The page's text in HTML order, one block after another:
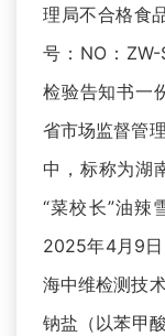
理局不合格食
号：NO：
检验告知书一
省市场监督管
中，标称为湖
“菜校长”油辣
2025年4月9日
海中维检测技
钠盐（以苯甲